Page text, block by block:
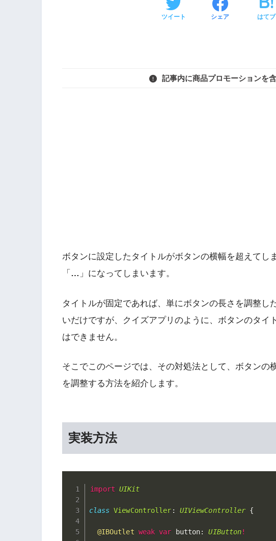
ツイート シェア はてブ
記事内に商品プロモーションを
ボタンに設定したタイトルがボタンの横幅を超えてし
「 … 」になってしまいます。
タイトルが固定であれば、単にボタンの長さを調整し
いだけですが、クイズアプリのように、ボタンのタイ
はできません。
そこでこのページでは、その対処法として、ボタンの
を調整する方法を紹介します。
実装方法
import UIKit
class ViewController : UIViewController {
@IBOutlet weak var button: UIButton!